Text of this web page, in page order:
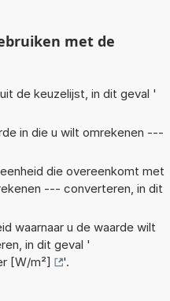
met de
de keuzelijst, in dit geval '
in die u wilt omrekenen ---
die overeenkomt met
--- converteren, in dit
waarnaar u de waarde wilt
in dit geval '
[W/m²]
'.